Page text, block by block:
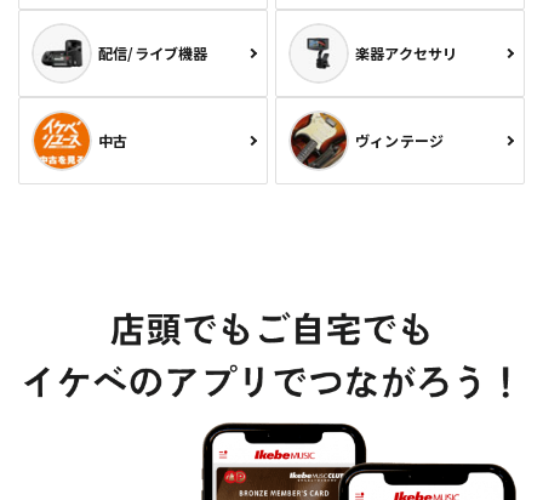
配信/ライブ機器 楽器アクセサリ
中古 ヴィンテージ